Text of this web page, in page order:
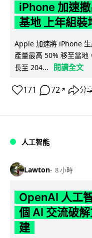
iPhone 加速
基地 上年組
Apple 加速將 iPhone
產量最高 50% 移至當地
長至 204...
閱讀全文
171 72 ↗ 分
人工智能
Lawton 8 小時
OpenAI 人工
個 AI 交流破
建